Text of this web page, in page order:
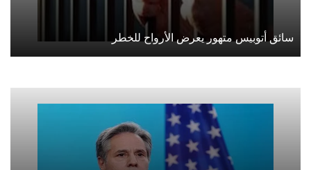
سائق أتوبيس متهور يعرض الأرواح للخطر